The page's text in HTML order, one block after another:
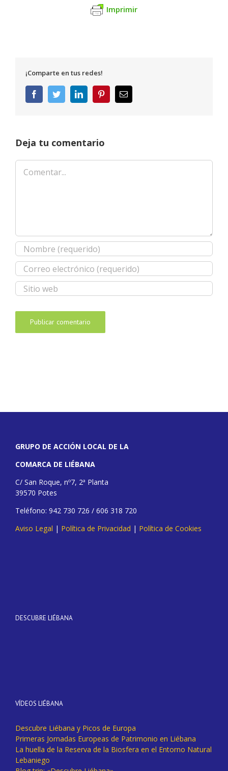
Imprimir
¡Comparte en tus redes!
FacebookTwitterLinkedInPinterestCorreo
electrónico
Deja tu comentario
Comentar
GRUPO DE ACCIÓN LOCAL DE LA
COMARCA DE LIÉBANA
C/ San Roque, nº7, 2ª Planta
39570 Potes
Teléfono: 942 730 726 / 606 318 720
Aviso Legal | Política de Privacidad | Política de Cookies
DESCUBRE LIÉBANA
VÍDEOS LIÉBANA
Descubre Liébana y Picos de Europa
Primeras Jornadas Europeas de Patrimonio en Liébana
La huella de la Reserva de la Biosfera en el Entorno Natural
Lebaniego